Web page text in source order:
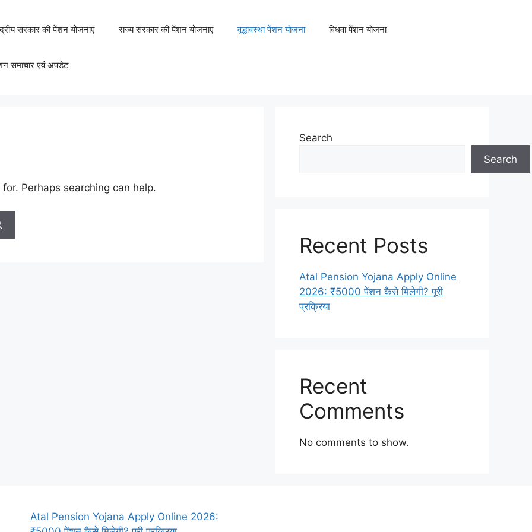
सरकार की पेंशन योजनाएं राज्य सरकार की पेंशन योजनाएं वृद्धावस्था पेंशन योजना विधवा पेंशन योजना
समाचार एवं अपडेट
Perhaps searching can help.
Search
Search
Recent Posts
Atal Pension Yojana Apply Online
2026: ₹5000 पेंशन कैसे मिलेगी? पूरी
प्रक्रिया
Recent
Comments
No comments to show.
Atal Pension Yojana Apply Online 2026: